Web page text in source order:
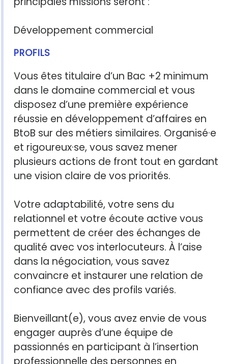
Développement commercial
PROFILS
Vous êtes titulaire d’un Bac +2 minimum
dans le domaine commercial et vous
disposez d’une première expérience
réussie en développement d’affaires en
BtoB sur des métiers similaires. Organisé·e
et rigoureux·se, vous savez mener
plusieurs actions de front tout en gardant
une vision claire de vos priorités.
Votre adaptabilité, votre sens du
relationnel et votre écoute active vous
permettent de créer des échanges de
qualité avec vos interlocuteurs. À l’aise
dans la négociation, vous savez
convaincre et instaurer une relation de
confiance avec des profils variés.
Bienveillant(e), vous avez envie de vous
engager auprès d’une équipe de
passionnés en participant à l’insertion
professionnelle des personnes en